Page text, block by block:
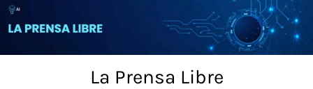
Skip
to
La Prensa Libre